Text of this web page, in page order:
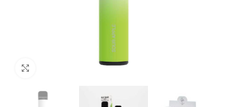
Нажмите, чтобы увеличить